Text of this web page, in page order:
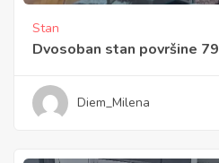
Stan
Dvosoban stan površine
Diem_Milena